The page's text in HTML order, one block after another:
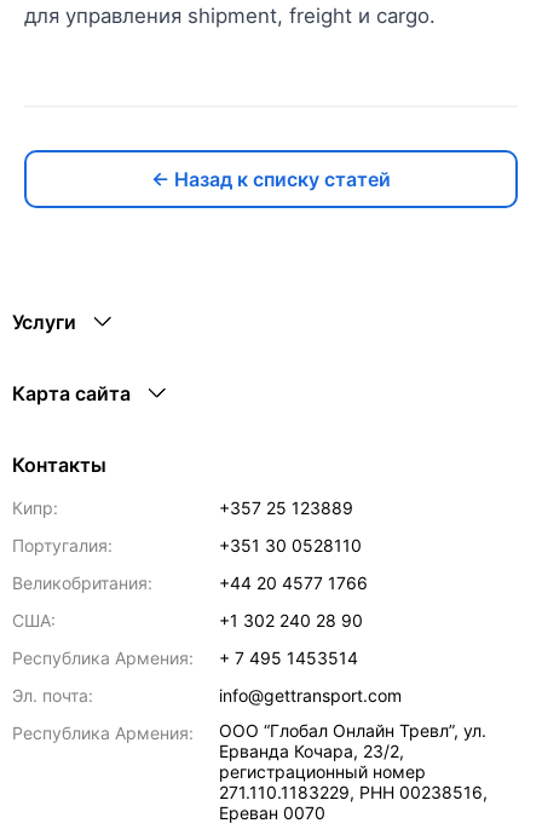
для управления shipment, freight и cargo.
← Назад к списку статей
Услуги
Карта сайта
Контакты
Кипр:
+357 25 123889
Португалия:
+351 30 0528110
Великобритания:
+44 20 4577 1766
США:
+1 302 240 28 90
Республика Армения:
+ 7 495 1453514
Эл. почта:
info@gettransport.com
Республика Армения:
ООО “Глобал Онлайн Тревл”, ул.
Ерванда Кочара, 23/2,
регистрационный номер
271.110.1183229, РНН 00238516,
Ереван 0070